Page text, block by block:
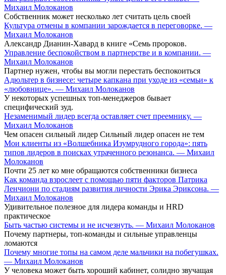
Михаил Молоканов
Собственник может несколько лет считать цель своей
Культура отмены в компании зарождается в переговорке. —
Михаил Молоканов
Александр Дианин-Хавард в книге «Семь пророков.
Управление беспокойством в партнерстве и в компании. —
Михаил Молоканов
Партнер нужен, чтобы вы могли перестать беспокоиться
Адюльтер в бизнесе: четыре капкана при уходе из «семьи» к
«любовнице». — Михаил Молоканов
У некоторых успешных топ-менеджеров бывает
специфический зуд.
Незаменимый лидер всегда оставляет счет преемнику. —
Михаил Молоканов
Чем опасен сильный лидер Сильный лидер опасен не тем
Мои клиенты из «Волшебника Изумрудного города»: пять
типов лидеров в поисках утраченного резонанса. — Михаил
Молоканов
Почти 25 лет ко мне обращаются собственники бизнеса
Как команда взрослеет с помощью пяти факторов Патрика
Ленчиони по стадиям развития личности Эрика Эриксона. —
Михаил Молоканов
Удивительное полезное для лидера команды и HRD
практическое
Быть частью системы и не исчезнуть. — Михаил Молоканов
Почему партнеры, топ-команды и сильные управленцы
ломаются
Почему многие топы на самом деле мальчики на побегушках.
— Михаил Молоканов
У человека может быть хороший кабинет, солидно звучащая